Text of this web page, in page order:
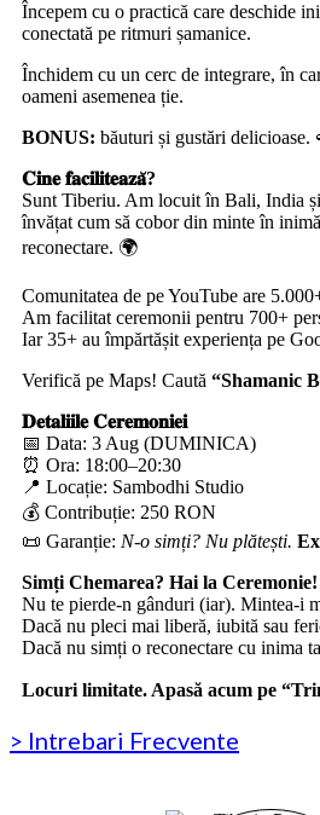
Începem cu o practică care deschide
conectată pe ritmuri șamanice.
Închidem cu un cerc de integrare, în
oameni asemenea ție.
BONUS: băuturi și gustări delicioase.
𝐂𝐢𝐧𝐞 𝐟𝐚𝐜𝐢𝐥𝐢𝐭𝐞𝐚𝐳𝐚̆?
Sunt Tiberiu. Am locuit în Bali, India
învățat cum să cobor din minte în
reconectare. 🌍
Comunitatea de pe YouTube are
Am facilitat ceremonii pentru 700+
Iar 35+ au împărtășit experiența pe
Verifică pe Maps! Caută “Shamanic
𝐃𝐞𝐭𝐚𝐥𝐢𝐢𝐥𝐞 𝐂𝐞𝐫𝐞𝐦𝐨𝐧𝐢𝐞𝐢
📅 Data: 3 Aug (DUMINICA)
⏰ Ora: 18:00–20:30
📍 Locație: Sambodhi Studio
💰 Contribuție: 250 RON
📜 Garanție: N-o simți? Nu plătești.
Simți Chemarea? Hai la Ceremonie!
Nu te pierde-n gânduri (iar). Mintea-i
Dacă nu pleci mai liberă, iubită sau
Dacă nu simți o reconectare cu inima
Locuri limitate. Apasă acum pe
> Intrebari Frecvente